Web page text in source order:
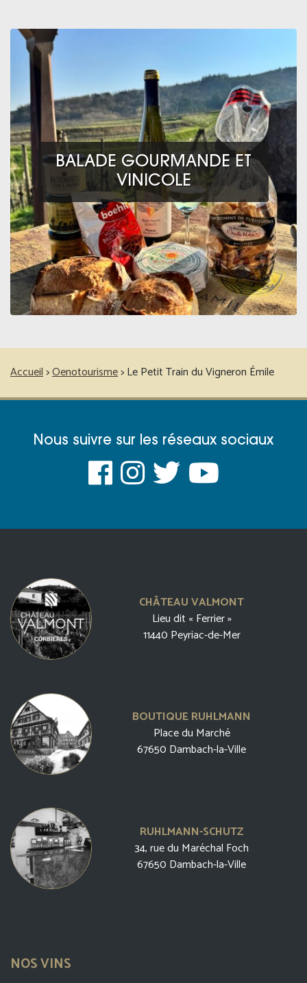
BALADE GOURMANDE ET
VINICOLE
Accueil>Oenotourisme>Le Petit Train du Vigneron Émile
Nous suivre sur les réseaux sociaux
CHÂTEAU VALMONT
Lieu dit « Ferrier »
11440 Peyriac-de-Mer
BOUTIQUE RUHLMANN
Place du Marché
67650 Dambach-la-Ville
RUHLMANN-SCHUTZ
34, rue du Maréchal Foch
67650 Dambach-la-Ville
NOS VINS